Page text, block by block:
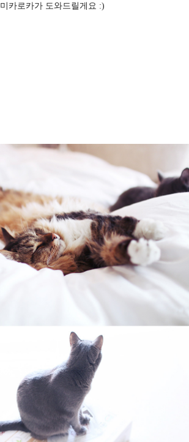
미카로카가 도와드릴게요 :)